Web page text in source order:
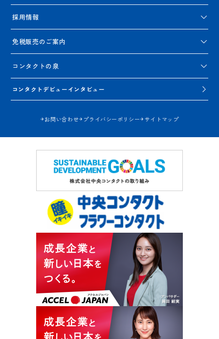
採用情報
免税販売のご案内
コンタクトの泉
コンタクトデビューインタビュー
お問い合わせ プライバシーポリシー サイトマップ